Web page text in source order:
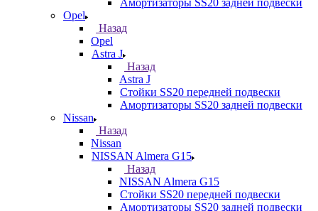
Амортизаторы SS20 задней подвески
Opel
Назад
Opel
Astra J
Назад
Astra J
Стойки SS20 передней подвески
Амортизаторы SS20 задней подвески
Nissan
Назад
Nissan
NISSAN Almera G15
Назад
NISSAN Almera G15
Стойки SS20 передней подвески
Амортизаторы SS20 задней подвески